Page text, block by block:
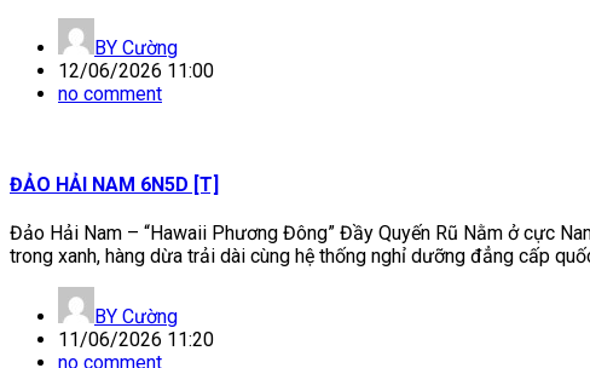
BY Cường
12/06/2026 11:00
no comment
ĐẢO HẢI NAM 6N5D [T]
Đảo Hải Nam – “Hawaii Phương Đông” Đầy Quyến Rũ Nằm ở cực
trong xanh, hàng dừa trải dài cùng hệ thống nghỉ dưỡng đẳng cấp
BY Cường
11/06/2026 11:20
no comment